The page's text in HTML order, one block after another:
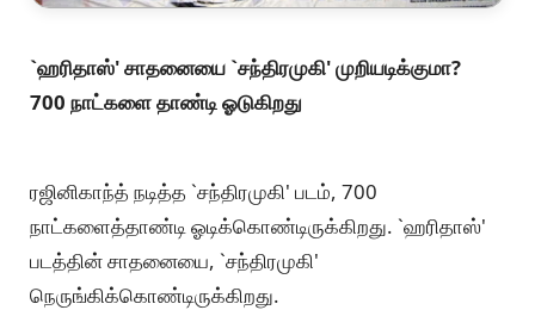
`ஹரிதாஸ்' சாதனையை `சந்திரமுகி' முறியடிக்குமா?
700 நாட்களை தாண்டி ஓடுகிறது
ரஜினிகாந்த் நடித்த `சந்திரமுகி' படம், 700
நாட்களைத்தாண்டி ஓடிக்கொண்டிருக்கிறது. `ஹரிதாஸ்'
படத்தின் சாதனையை, `சந்திரமுகி'
நெருங்கிக்கொண்டிருக்கிறது.